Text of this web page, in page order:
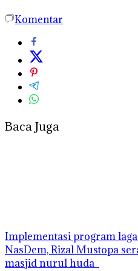
Komentar
Baca Juga
Implementasi program
NasDem, Rizal Mustopa
masjid nurul huda